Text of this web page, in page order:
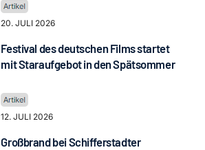
20. JULI 2026
Festival des deutschen Films startet
mit Staraufgebot in den Spätsommer
12. JULI 2026
Großbrand bei Schifferstadter